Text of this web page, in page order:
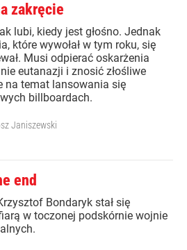
zakręcie
lubi, kiedy jest głośno. Jednak
które wywołał w tym roku, się
Musi odpierać oskarżenia
eutanazji i znosić złośliwe
na temat lansowania się
billboardach.
Janiszewski
end
Bondaryk stał się
w toczonej podskórnie wojnie